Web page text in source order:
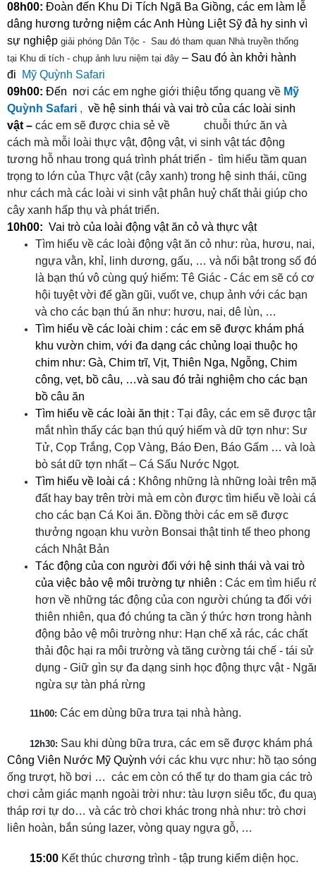
08h00: Đoàn đến Khu Di Tích Ngã Ba Giồng, các em làm lễ
dâng hương tưởng niệm các Anh Hùng Liệt Sỹ đả hy sinh vì
sự nghiệp giải phóng Dân Tộc - Sau đó tham quan Nhà truyền thống
tại Khu di tích - chụp ảnh lưu niệm tại đây – Sau đó àn khởi hành
đi
Mỹ Quỳnh Safari
09h00: Đến nơi các em nghe giới thiệu tổng quang về Mỹ
Quỳnh Safari , về hệ sinh thái và vai trò của các loài sinh
vật– các em sẽ được chia sẻ về chuỗi thức ăn và
cách mà mỗi loài thực vật, động vật, vi sinh vật tác động
tương hỗ nhau trong quá trình pháttriển - tìm hiểu tầm quan
trọng to lớn của Thực vật (cây xanh) trong hệ sinh thái, cũng
như cách mà các loài vi sinh vật phân huỷ chất thải giúp cho
cây xanh hấp thụ và phát triển.
10h00: Vai trò của loài động vật ăn cỏ và thực vật
Tìm hiểu về các loài động vật ăn cỏ như: rùa, hươu, nai,
ngựa vằn, khỉ, linh dương, gấu, … và nổi bật trong số đó
là bạn thú vô cùng quý hiếm: Tê Giác - Các em sẽ có cơ
hội tuyệt vời để gần gũi, vuốt ve, chụp ảnh với các bạn
và cho các bạn thú ăn như: hươu, nai, dê lùn, …
Tìm hiểu về các loài chim : các em sẽ được khám phá
khu vườn chim, với đa dạng các chủng loại thuộc họ
chim như: Gà, Chim trĩ, Vịt, Thiên Nga, Ngỗng, Chim
công, vẹt, bồ câu, …và sau đó trải nghiệm cho các bạn
bồ câu ăn
Tìm hiểu về các loài ăn thịt : Tại đây, các em sẽ được
mắt nhìn thấy các bạn thú quý hiếm và dữ tợn như: Sư
Tử, Cọp Trắng, Cọp Vàng, Báo Đen, Báo Gấm … và
bò sát dữ tợn nhất – Cá Sấu Nước Ngọt.
Tìm hiểu về loài cá : Không những là những loài trên
đất hay bay trên trời mà em còn được tìm hiểu về loài
cho các bạn Cá Koi ăn. Đồng thời các em sẽ được
thưởng ngoạn khu vườn Bonsai thật tinh tế theo phong
cách Nhật Bản
Tác động của con người đối với hệ sinh thái và vai trò
của việc bảo vệ môi trường tự nhiên : Các em tìm hiểu
hơn về những tác động của con người chúng ta đối với
thiên nhiên, qua đó chúng ta cần ý thức hơn trong hành
động bảo vệ môi trường như: Hạn chế xả rác, các chất
thải độc hại ra môi trường và tăng cường tái chế - tái sử
dụng - Giữ gìn sự đa dạng sinh học động thực vật -
ngừa sự tàn phá rừng
11h00: Các em dùng bữa trưa tại nhà hàng.
12h30: Sau khi dùng bữa trưa, các em sẽ được khám phá
Công Viên Nước Mỹ Quỳnh với các khu vực như: hồ tạo
ống trượt, hồ bơi … các em còn có thể tự do tham gia các trò
chơi cảm giác mạnh ngoài trời như: tàu lượn siêu tốc, đu
tháp rơi tự do… và các trò chơi khác trong nhà như: trò chơi
liên hoàn, bắn súng lazer, vòng quay ngựa gỗ, …
15:00 Kết thúc chương trình - tập trung kiểm diện học.